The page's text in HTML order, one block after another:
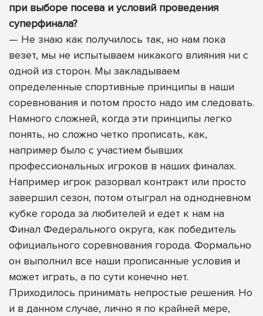
при выборе посева и условий проведения
суперфинала?
— Не знаю как получилось так, но нам пока
везет, мы не испытываем никакого влияния ни с
одной из сторон. Мы закладываем
определенные спортивные принципы в наши
соревнования и потом просто надо им следовать.
Намного сложней, когда эти принципы легко
понять, но сложно четко прописать, как,
например было с участием бывших
профессиональных игроков в наших финалах.
Например игрок разорвал контракт или просто
завершил сезон, потом отыграл на однодневном
кубке города за любителей и едет к нам на
Финал Федерального округа, как победитель
официального соревнования города. Формально
он выполнил все наши прописанные условия и
может играть, а по сути конечно нет.
Приходилось принимать непростые решения. Но
и в данном случае, лично я по крайней мере,